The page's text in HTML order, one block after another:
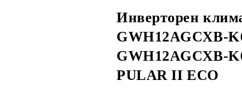
Инверторен
GWH12AGCXB-
GWH12AGCXB-
PULAR II ECO